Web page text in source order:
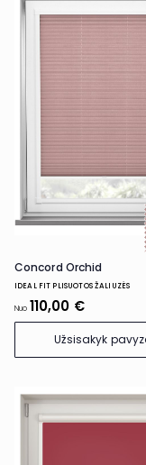
Concord Orchid
IDEAL FIT PLISUOTOS ŽALIUZĖS
Nuo 110,00 €
Užsisakyk